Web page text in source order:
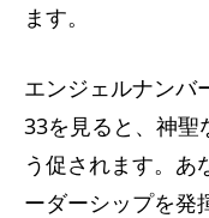
ます。
エンジェルナンバ
33を見ると、神聖
う促されます。あ
ーダーシップを発